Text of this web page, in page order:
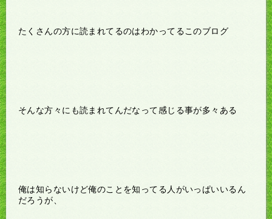
たくさんの方に読まれてるのはわかってるこのブログ
そんな方々にも読まれてんだなって感じる事が多々ある
俺は知らないけど俺のことを知ってる人がいっぱいいるん
だろうが、